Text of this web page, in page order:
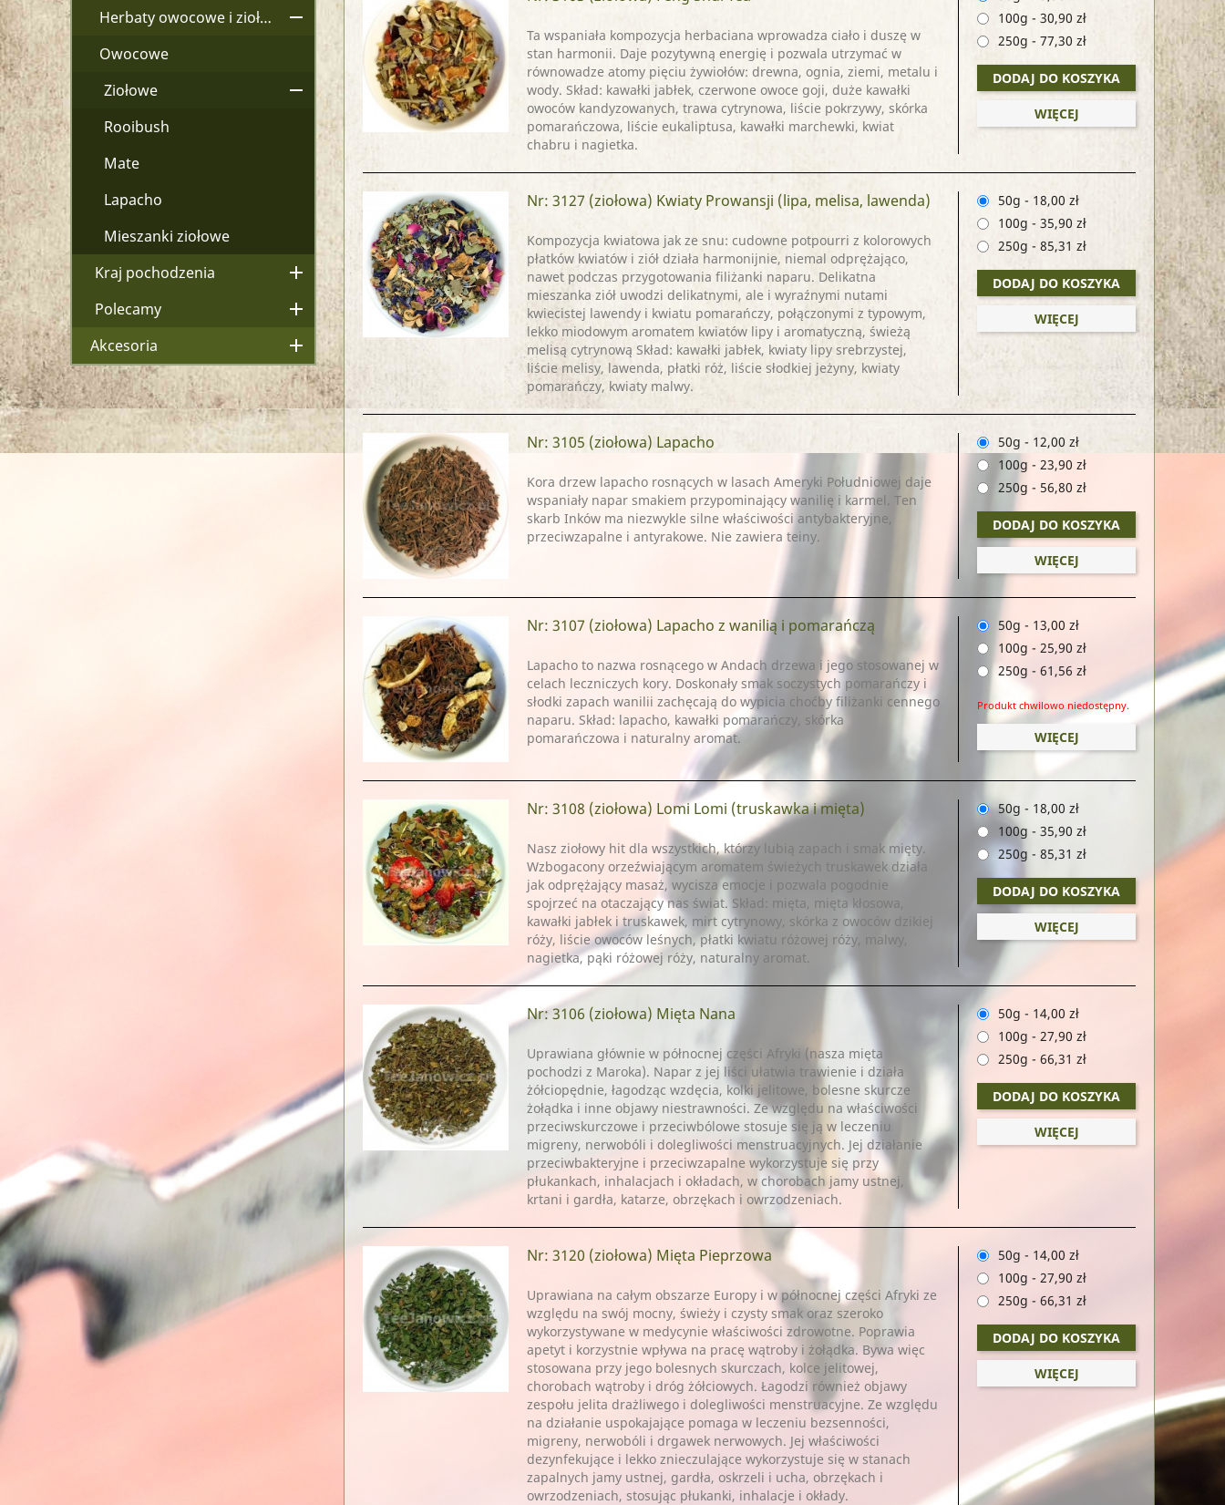
Herbaty owocowe i ziołowe 
Owocowe
Ziołowe

Rooibush
Mate
Lapacho
Mieszanki ziołowe
Kraj pochodzenia

Polecamy 
Akcesoria 
Ta wspaniała kompozycja herbaciana wprowadza ciało i duszę w
stan harmonii. Daje pozytywną energię i pozwala utrzymać w
równowadze atomy pięciu żywiołów: drewna, ognia, ziemi, metalu i
wody. Skład: kawałki jabłek, czerwone owoce goji, duże kawałki
owoców kandyzowanych, trawa cytrynowa, liście pokrzywy, skórka
pomarańczowa, liście eukaliptusa, kawałki marchewki, kwiat
chabru i nagietka.
100g - 30,90 zł
250g - 77,30 zł
DODAJ DO KOSZYKA
WIĘCEJ
Nr: 3127 (ziołowa) Kwiaty Prowansji (lipa, melisa, lawenda)
Kompozycja kwiatowa jak ze snu: cudowne potpourri z kolorowych
płatków kwiatów i ziół działa harmonijnie, niemal odprężająco,
nawet podczas przygotowania filiżanki naparu. Delikatna
mieszanka ziół uwodzi delikatnymi, ale i wyraźnymi nutami
kwiecistej lawendy i kwiatu pomarańczy, połączonymi z typowym,
lekko miodowym aromatem kwiatów lipy i aromatyczną, świeżą
melisą cytrynową Skład: kawałki jabłek, kwiaty lipy srebrzystej,
liście melisy, lawenda, płatki róż, liście słodkiej jeżyny, kwiaty
pomarańczy, kwiaty malwy.
50g - 18,00 zł
100g - 35,90 zł
250g - 85,31 zł
DODAJ DO KOSZYKA
WIĘCEJ
Nr: 3105 (ziołowa) Lapacho
Kora drzew lapacho rosnących w lasach Ameryki Południowej daje
wspaniały napar smakiem przypominający wanilię i karmel. Ten
skarb Inków ma niezwykle silne właściwości antybakteryjne,
przeciwzapalne i antyrakowe. Nie zawiera teiny.
50g - 12,00 zł
100g - 23,90 zł
250g - 56,80 zł
DODAJ DO KOSZYKA
WIĘCEJ
Nr: 3107 (ziołowa) Lapacho z wanilią i pomarańczą
Lapacho to nazwa rosnącego w Andach drzewa i jego stosowanej w
celach leczniczych kory. Doskonały smak soczystych pomarańczy i
słodki zapach wanilii zachęcają do wypicia choćby filiżanki cennego
naparu. Skład: lapacho, kawałki pomarańczy, skórka
pomarańczowa i naturalny aromat.
50g - 13,00 zł
100g - 25,90 zł
250g - 61,56 zł
Produkt chwilowo niedostępny.
WIĘCEJ
Nr: 3108 (ziołowa) Lomi Lomi (truskawka i mięta)
Nasz ziołowy hit dla wszystkich, którzy lubią zapach i smak mięty.
Wzbogacony orzeźwiającym aromatem świeżych truskawek działa
jak odprężający masaż, wycisza emocje i pozwala pogodnie
spojrzeć na otaczający nas świat. Skład: mięta, mięta kłosowa,
kawałki jabłek i truskawek, mirt cytrynowy, skórka z owoców dzikiej
róży, liście owoców leśnych, płatki kwiatu różowej róży, malwy,
nagietka, pąki różowej róży, naturalny aromat.
50g - 18,00 zł
100g - 35,90 zł
250g - 85,31 zł
DODAJ DO KOSZYKA
WIĘCEJ
Nr: 3106 (ziołowa) Mięta Nana
Uprawiana głównie w północnej części Afryki (nasza mięta
pochodzi z Maroka). Napar z jej liści ułatwia trawienie i działa
żółciopędnie, łagodząc wzdęcia, kolki jelitowe, bolesne skurcze
żołądka i inne objawy niestrawności. Ze względu na właściwości
przeciwskurczowe i przeciwbólowe stosuje się ją w leczeniu
migreny, nerwobóli i dolegliwości menstruacyjnych. Jej działanie
przeciwbakteryjne i przeciwzapalne wykorzystuje się przy
płukankach, inhalacjach i okładach, w chorobach jamy ustnej,
krtani i gardła, katarze, obrzękach i owrzodzeniach.
50g - 14,00 zł
100g - 27,90 zł
250g - 66,31 zł
DODAJ DO KOSZYKA
WIĘCEJ
Nr: 3120 (ziołowa) Mięta Pieprzowa
Uprawiana na całym obszarze Europy i w północnej części Afryki ze
względu na swój mocny, świeży i czysty smak oraz szeroko
wykorzystywane w medycynie właściwości zdrowotne. Poprawia
apetyt i korzystnie wpływa na pracę wątroby i żołądka. Bywa więc
stosowana przy jego bolesnych skurczach, kolce jelitowej,
chorobach wątroby i dróg żółciowych. Łagodzi również objawy
zespołu jelita drażliwego i dolegliwości menstruacyjne. Ze względu
na działanie uspokajające pomaga w leczeniu bezsenności,
migreny, nerwobóli i drgawek nerwowych. Jej właściwości
dezynfekujące i lekko znieczulające wykorzystuje się w stanach
zapalnych jamy ustnej, gardła, oskrzeli i ucha, obrzękach i
owrzodzeniach, stosując płukanki, inhalacje i okłady.
50g - 14,00 zł
100g - 27,90 zł
250g - 66,31 zł
DODAJ DO KOSZYKA
WIĘCEJ